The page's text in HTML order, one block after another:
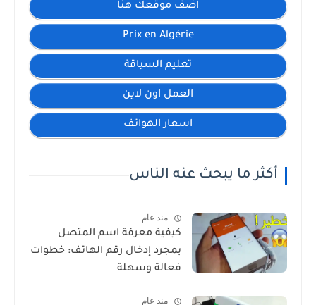
اضف موقعك هنا
Prix en Algérie
تعليم السياقة
العمل اون لاين
اسعار الهواتف
أكثر ما يبحث عنه الناس
منذ عام
كيفية معرفة اسم المتصل
بمجرد إدخال رقم الهاتف: خطوات
فعالة وسهلة
منذ عام